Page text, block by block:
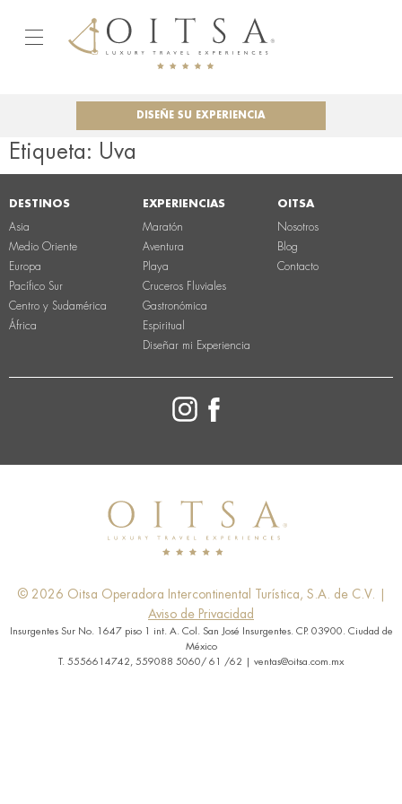
DISEÑE SU EXPERIENCIA
Etiqueta: Uva
DESTINOS
Asia
Medio Oriente
Europa
Pacífico Sur
Centro y Sudamérica
África
EXPERIENCIAS
Maratón
Aventura
Playa
Cruceros Fluviales
Gastronómica
Espiritual
Diseñar mi Experiencia
OITSA
Nosotros
Blog
Contacto
© 2026 Oitsa Operadora Intercontinental Turística, S.A. de C.V. |
Aviso de Privacidad
Insurgentes Sur No. 1647 piso 1 int. A. Col. San José Insurgentes. CP. 03900. Ciudad de
México
T. 5556614742, 559088 5060/ 61 /62 | ventas@oitsa.com.mx